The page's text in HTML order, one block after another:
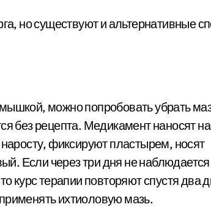
но существуют и альтернативные
можно попробовать убрать
без рецепта. Медикамент наносят на
фиксируют пластырем, носят
Если через три дня не наблюдается
курс терапии повторяют спустя два
ихтиоловую мазь.